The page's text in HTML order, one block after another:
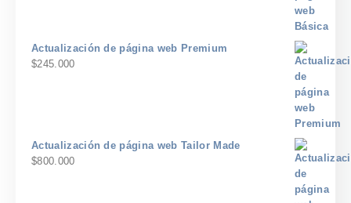
Actualización de página web Premium
$245.000
Actualización de página web Tailor Made
$800.000